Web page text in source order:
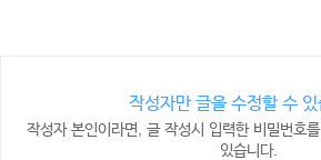
작성자만 글을 수정할 수 있
작성자 본인이라면, 글 작성시 입력한 비밀번호
있습니다.